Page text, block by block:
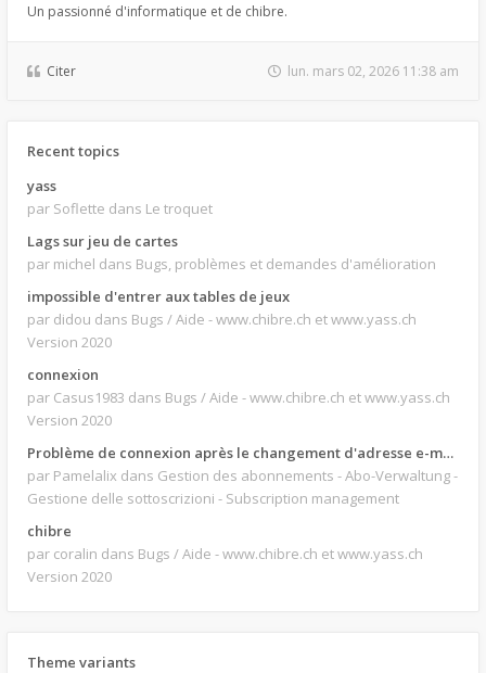
Un passionné d'informatique et de chibre.
Citer lun. mars 02, 2026 11:38 am
Recent topics
yass
par Soflette dans Le troquet
Lags sur jeu de cartes
par michel dans Bugs, problèmes et demandes d'amélioration
impossible d'entrer aux tables de jeux
par didou dans Bugs / Aide - www.chibre.ch et www.yass.ch
Version 2020
connexion
par Casus1983 dans Bugs / Aide - www.chibre.ch et www.yass.ch
Version 2020
Problème de connexion après le changement d'adresse e-mail.
par Pamelalix dans Gestion des abonnements - Abo-Verwaltung -
Gestione delle sottoscrizioni - Subscription management
chibre
par coralin dans Bugs / Aide - www.chibre.ch et www.yass.ch
Version 2020
Theme variants